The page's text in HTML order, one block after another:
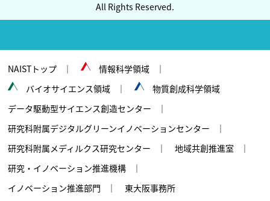
All Rights Reserved.
NAISTトップ
情報科学領域
バイオサイエンス領域
物質創成科学領域
データ駆動型サイエンス創造センター
研究科附属デジタルグリーンイノベーションセンター
研究科附属メディルクス研究センター
地域共創推進室
研究・イノベーション推進機構
イノベーション推進部門
東大阪事務所